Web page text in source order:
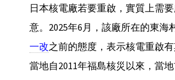
日本核電廠若要重啟，實質上需
意。2025年6月，該廠所在的東海
一改之前的態度，表示核電重啟
當地自2011年福島核災以來，當